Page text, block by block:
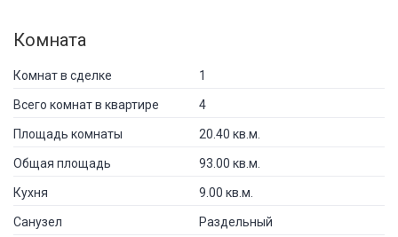
Комната
Комнат в сделке 1
Всего комнат в квартире 4
Площадь комнаты 20.40 кв.м.
Общая площадь 93.00 кв.м.
Кухня 9.00 кв.м.
Санузел Раздельный